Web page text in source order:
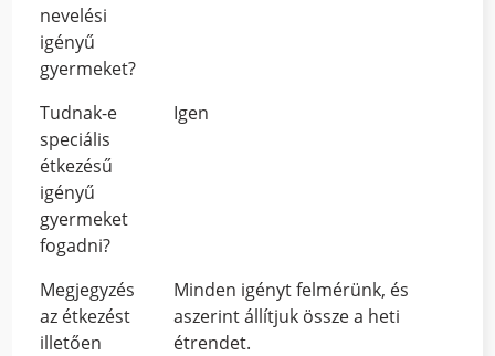
nevelési
igényű
gyermeket?
Tudnak-e
speciális
étkezésű
igényű
gyermeket
fogadni?
Igen
Megjegyzés
az étkezést
illetően
Minden igényt felmérünk, és
aszerint állítjuk össze a heti
étrendet.